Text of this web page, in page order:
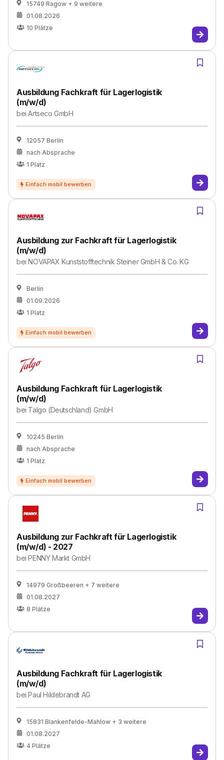
15749 Ragow + 9 weitere
01.08.2026
10 Plätze
Ausbildung Fachkraft für Lagerlogistik
(m/w/d)
beiArtseco GmbH
12057 Berlin
nach Absprache
1 Platz
Ausbildung zur Fachkraft für Lagerlogistik
(m/w/d)
beiNOVAPAX Kunststofftechnik Steiner GmbH & Co. KG
Berlin
01.09.2026
1 Platz
Ausbildung Fachkraft für Lagerlogistik
(m/w/d)
bei Talgo (Deutschland) GmbH
10245 Berlin
nach Absprache
1 Platz
Ausbildung zur Fachkraft für Lagerlogistik
(m/w/d) - 2027
beiPENNY Markt GmbH
14979 Großbeeren + 7 weitere
01.08.2027
8 Plätze
Ausbildung Fachkraft für Lagerlogistik
(m/w/d)
beiPaul Hildebrandt AG
15831 Blankenfelde-Mahlow + 3 weitere
01.08.2027
4 Plätze